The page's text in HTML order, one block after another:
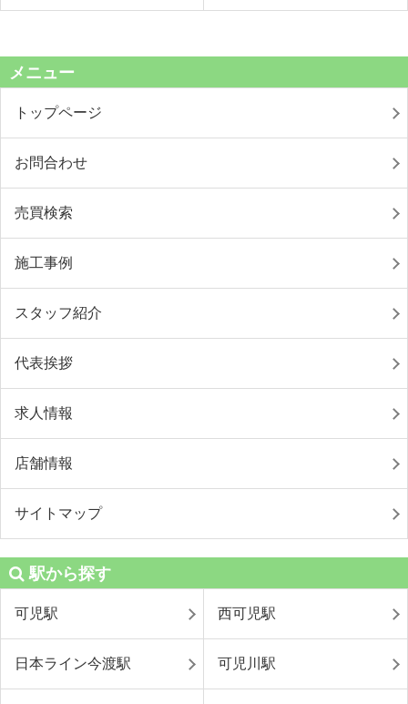
メニュー
トップページ
お問合わせ
売買検索
施工事例
スタッフ紹介
代表挨拶
求人情報
店舗情報
サイトマップ
駅から探す
可児駅 西可児駅
日本ライン今渡駅 可児川駅